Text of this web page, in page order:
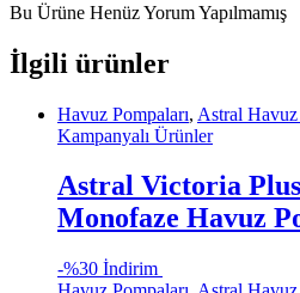
Bu Ürüne Henüz Yorum Yapılmamış
İlgili ürünler
Havuz Pompaları, Astral Havuz
Kampanyalı Ürünler
Astral Victoria
Monofaze Havuz
-%30 İndirim